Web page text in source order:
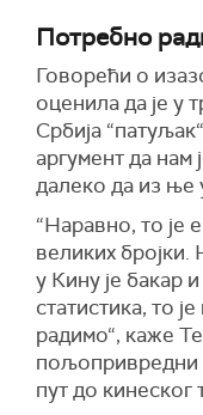
Потребно
Говорећи о
оценила да је у
Србија
аргумент да нам
далеко да из ње
“Наравно, то је
великих
у Кину је бакар
статистика, то
радимо“, каже
пољопривредни
пут до кинеског